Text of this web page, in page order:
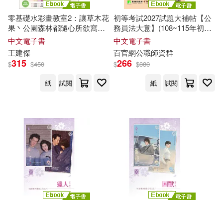
零基礎水彩畫教室2：讓草木花
果丶公園森林都隨心所欲寫意
入畫 (電子書)
中文電子書
王建傑
$315 $450
紙
試閱
初等考試2027試題大補帖【公
務員法大意】(108~115年初考
試題)(測驗題型)(CK5460) (電
子書)
中文電子書
百官網公職師資群
$266 $380
紙
試閱